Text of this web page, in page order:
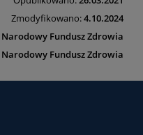
Zmodyfikowano:4.10.2024
Narodowy Fundusz Zdrowia
Narodowy Fundusz Zdrowia